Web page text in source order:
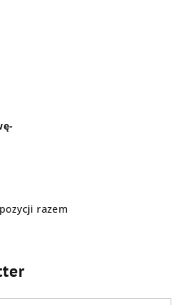
K
o
pozycji razem